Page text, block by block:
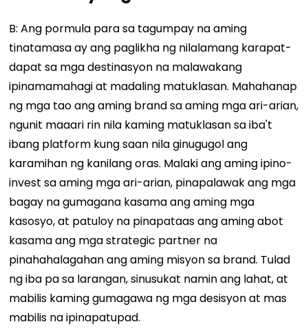
B: Ang pormula para sa tagumpay na aming
tinatamasa ay ang paglikha ng nilalamang karapat-
dapat sa mga destinasyon na malawakang
ipinamamahagi at madaling matuklasan. Mahahanap
ng mga tao ang aming brand sa aming mga ari-arian,
ngunit maaari rin nila kaming matuklasan sa iba't
ibang platform kung saan nila ginugugol ang
karamihan ng kanilang oras. Malaki ang aming ipino-
invest sa aming mga ari-arian, pinapalawak ang mga
bagay na gumagana kasama ang aming mga
kasosyo, at patuloy na pinapataas ang aming abot
kasama ang mga strategic partner na
pinahahalagahan ang aming misyon sa brand. Tulad
ng iba pa sa larangan, sinusukat namin ang lahat, at
mabilis kaming gumagawa ng mga desisyon at mas
mabilis na ipinapatupad.